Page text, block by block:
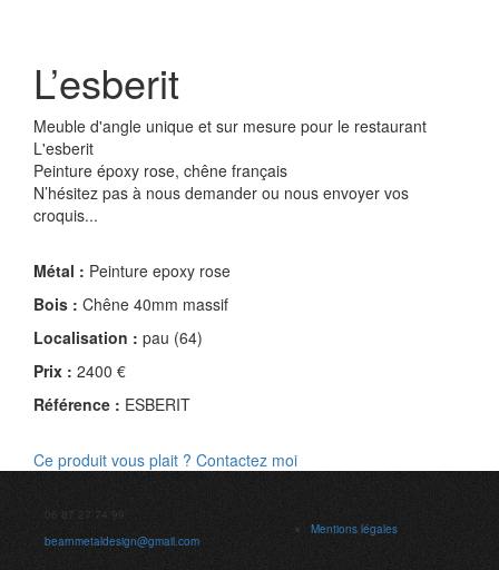
L’esberit
Meuble d'angle unique et sur mesure pour le restaurant
L'esberit
Peinture époxy rose, chêne français
N’hésitez pas à nous demander ou nous envoyer vos
croquis...
Métal : Peinture epoxy rose
Bois : Chêne 40mm massif
Localisation : pau (64)
Prix : 2400 €
Référence : ESBERIT
Ce produit vous plait ? Contactez moi
06 87 27 74 99
bearnmetaldesign@gmail.com
Mentions légales